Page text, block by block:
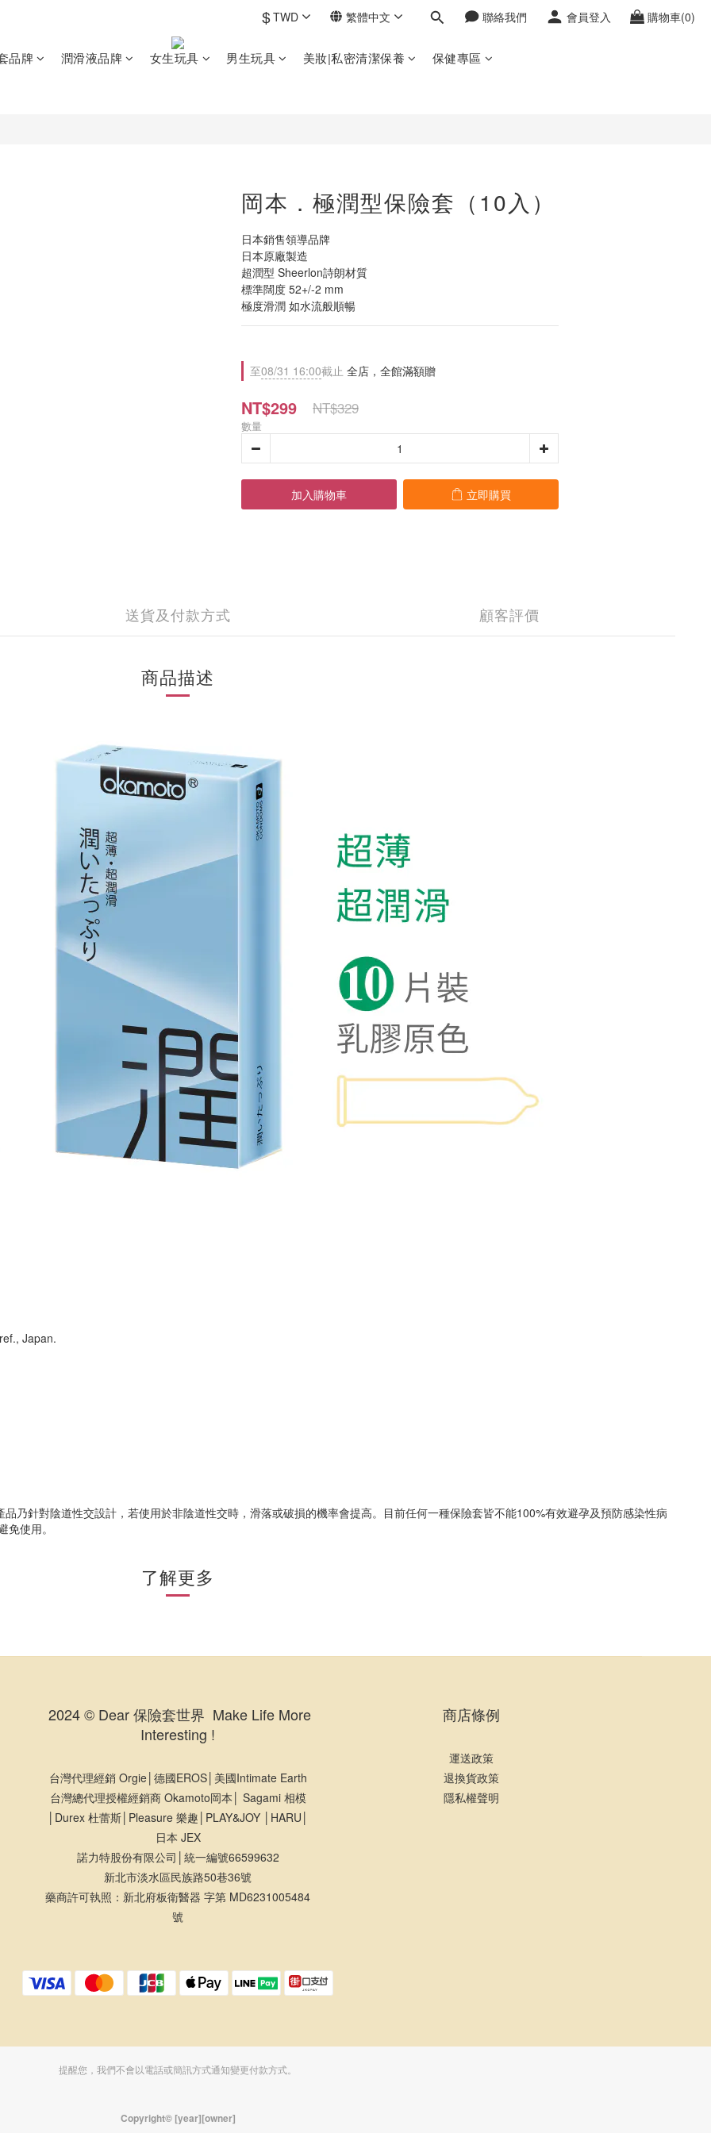
$TWD 繁體中文 聯絡我們 會員登入 購物車(0)
品牌 潤滑液品牌 女生玩具 男生玩具 美妝|私密清潔保養 保健專區
岡本．極潤型保險套（10入）
日本銷售領導品牌
日本原廠製造
超潤型 Sheerlon詩朗材質
標準闊度 52+/-2 mm
極度滑潤 如水流般順暢
至08/31 16:00截止 全店，全館滿額贈
NT$299 NT$329
數量
加入購物車 立即購買
送貨及付款方式 顧客評價
商品描述
Japan.
乃針對陰道性交設計，若使用於非陰道性交時，滑落或破損的機率會提高。目前任何一種保險套皆不能100%有效避孕及預防感染性病
使用。
了解更多
立即購買
2024 © Dear 保險套世界 Make Life More
Interesting !
台灣代理經銷 Orgie│德國EROS│美國Intimate Earth
台灣總代理授權經銷商 Okamoto岡本│ Sagami 相模
│Durex 杜蕾斯│Pleasure 樂趣│PLAY&JOY │HARU│
日本 JEX
諾力特股份有限公司│統一編號66599632
新北市淡水區民族路50巷36號
藥商許可執照：新北府板衛醫器 字第 MD6231005484
號
商店條例
運送政策
退換貨政策
隱私權聲明
提醒您，我們不會以電話或簡訊方式通知變更付款方式。
Copyright© [year][owner]